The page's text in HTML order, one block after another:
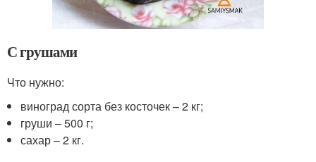
С грушами
Что нужно:
виноград сорта без косточек – 2 кг;
груши – 500 г;
сахар – 2 кг.